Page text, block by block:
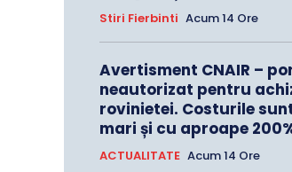
Stiri Fierbinti Acum 14 Ore
Avertisment CNAIR –
neautorizat pentru
rovinietei. Costurile
mari și cu aproape
ACTUALITATE Acum 14 Ore